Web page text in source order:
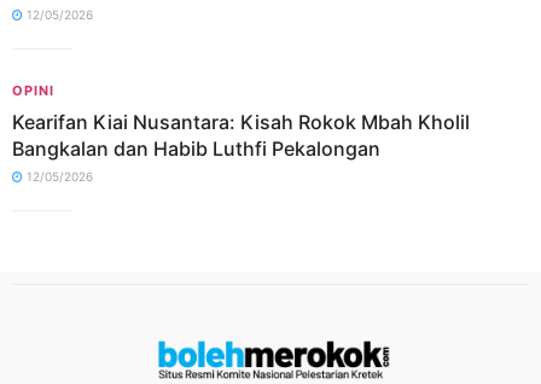
12/05/2026
OPINI
Kearifan Kiai Nusantara: Kisah Rokok Mbah Kholil
Bangkalan dan Habib Luthfi Pekalongan
12/05/2026